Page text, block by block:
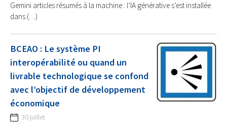
Gemini articles résumés à la machine : l’IA générative s’est installée
dans (…)
BCEAO : Le système PI
interopérabilité ou quand un
livrable technologique se confond
avec l’objectif de développement
économique
30 juillet